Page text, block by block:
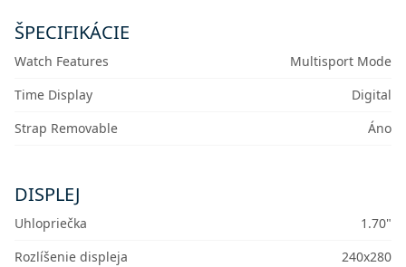
ŠPECIFIKÁCIE
Watch Features
Multisport Mode
Time Display
Digital
Strap Removable
Áno
DISPLEJ
Uhlopriečka
1.70"
Rozlíšenie displeja
240x280